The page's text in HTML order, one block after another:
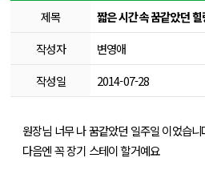
제목
짧은 시간속 꿈같았던
작성자
변영애
작성일
2014-07-28
원장님 너무 나 꿈같았던 일주일 이었습니
다음엔 꼭 장기 스테이 할거예요